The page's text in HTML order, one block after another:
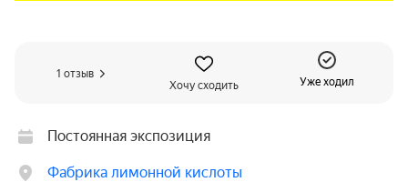
1 отзыв
Хочу сходить
Уже ходил
Постоянная экспозиция
Фабрика лимонной кислоты